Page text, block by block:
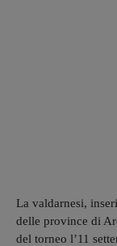
La valdarnesi,
delle province di
del torneo l’11